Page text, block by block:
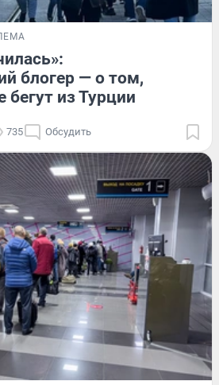
блогер — о том,
бегут из Турции
735 Обсудить